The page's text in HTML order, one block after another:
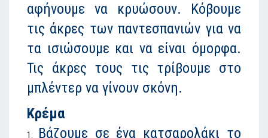
αφήνουμε να κρυώσουν. Κόβουμε
τις άκρες των παντεσπανιών για να
τα ισιώσουμε και να είναι όμορφα.
Τις άκρες τους τις τρίβουμε στο
μπλέντερ να γίνουν σκόνη.
Κρέμα
Βάζουμε σε ένα κατσαρολάκι το